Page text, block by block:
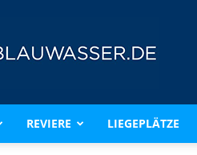
BLAUWASSER.DE
REVIERE LIEGEPLÄTZE